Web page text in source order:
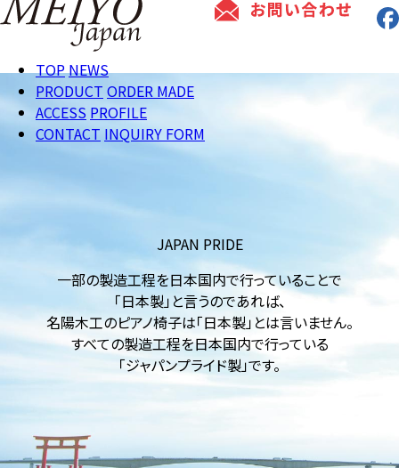
TOPNEWS
PRODUCT ORDER MADE
ACCESS PROFILE
CONTACT INQUIRY FORM
JAPAN PRIDE
一部の製造工程を日本国内で行っていることで
「日本製」と言うのであれば、
名陽木工のピアノ椅子は「日本製」とは言いません。
すべての製造工程を日本国内で行っている
「ジャパンプライド製」です。